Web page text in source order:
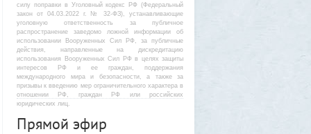
силу поправки в Уголовный кодекс РФ (Федеральный
закон от 04.03.2022 г. № 32-ФЗ), устанавливающие
уголовную ответственность за публичное
распространение заведомо ложной информации об
использовании Вооруженных Сил РФ, за публичные
действия, направленные на дискредитацию
использования Вооруженных Сил РФ в целях защиты
интересов РФ и ее граждан, поддержания
международного мира и безопасности, а также за
призывы к введению мер ограничительного характера в
отношении РФ, граждан РФ или российских
юридических лиц.
Прямой эфир